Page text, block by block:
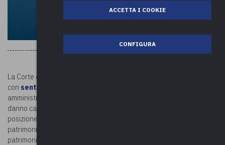
La Corte dei conti, Sez. Giurisdizionale per la Regione Sicilia,
con sentenza n. 89/2023
amministrativa del Sindaco, con conseguente risarcimento del
danno causato al Comune, per la revoca illegittima di una
posizione organizzativa e con essa della retribuzione (danno
patrimoniale) e del prestigio professionale (danno non
patrimoniale) sotteso all’incarico.
ACCETTA I COOKIE
CONFIGURA